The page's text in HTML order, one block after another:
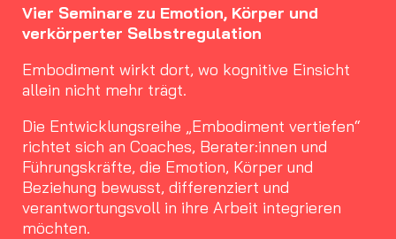
Vier Seminare zu Emotion, Körper und
verkörperter Selbstregulation
Embodiment wirkt dort, wo kognitive Einsicht
allein nicht mehr trägt.
Die Entwicklungsreihe „Embodiment vertiefen“
richtet sich an Coaches, Berater:innen und
Führungskräfte, die Emotion, Körper und
Beziehung bewusst, differenziert und
verantwortungsvoll in ihre Arbeit integrieren
möchten.